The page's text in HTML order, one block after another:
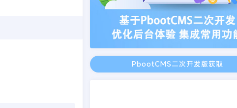
PbootCMS二次开发版获取